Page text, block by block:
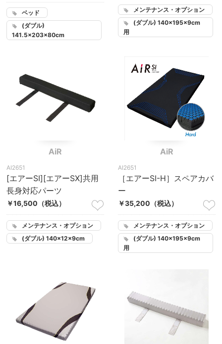
ベッド
(ダブル)
141.5×203×80cm
メンテナンス・オプション
(ダブル) 140×195×9cm
用
AiR
AI2651
[エアーSI][エアーSX]共用
長身対応パーツ
￥16,500 （税込）
メンテナンス・オプション
(ダブル) 140×12×9cm
AiR
AI2651
［エアーSI-H］スペアカバ
ー
￥35,200 （税込）
メンテナンス・オプション
(ダブル) 140×195×9cm
用